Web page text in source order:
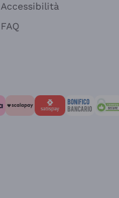
Accessibilità
FAQ